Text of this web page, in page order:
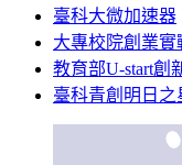
臺科大微加速器
大專校院創業
教育部U-start創
臺科青創明日之